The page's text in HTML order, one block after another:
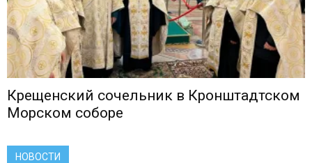
Крещенский сочельник в Кронштадтском
Морском соборе
НОВОСТИ